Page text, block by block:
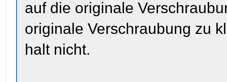
auf die originale
originale Verschraubung zu
halt nicht.